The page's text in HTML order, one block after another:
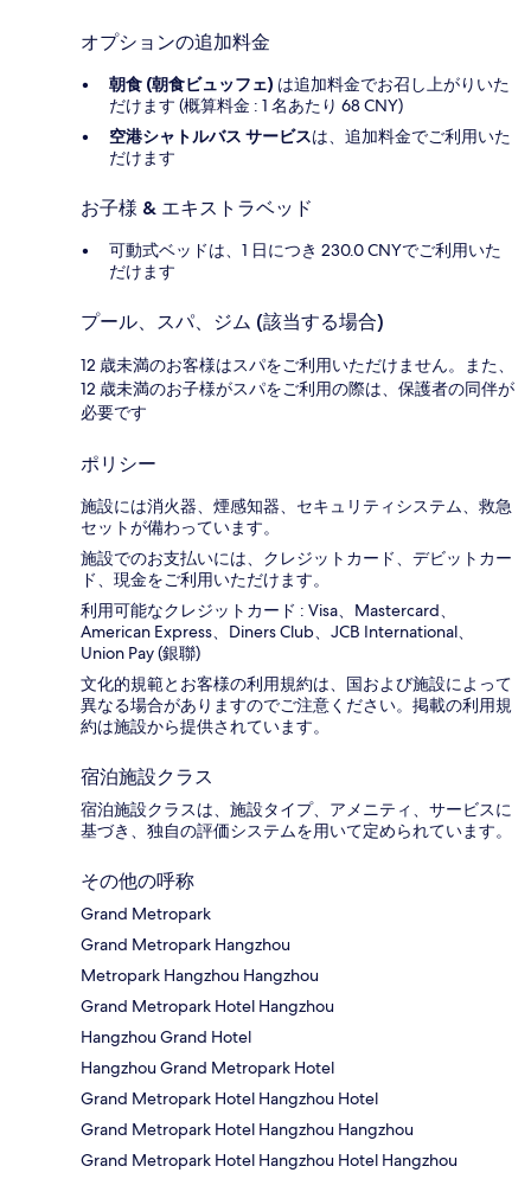
オプションの追加料金
朝食 (朝食ビュッフェ) は追加料金でお召し上がりいた
だけます (概算料金 : 1 名あたり 68 CNY)
空港シャトルバス サービスは、追加料金でご利用いた
だけます
お子様 & エキストラベッド
可動式ベッドは、1 日につき 230.0 CNYでご利用いた
だけます
プール、スパ、ジム (該当する場合)
12 歳未満のお客様はスパをご利用いただけません。また、
12 歳未満のお子様がスパをご利用の際は、保護者の同伴が
必要です
ポリシー
施設には消火器、煙感知器、セキュリティシステム、救急
セットが備わっています。
施設でのお支払いには、クレジットカード、デビットカー
ド、現金をご利用いただけます。
利用可能なクレジットカード : Visa、Mastercard、
American Express、Diners Club、JCB International、
Union Pay (銀聯)
文化的規範とお客様の利用規約は、国および施設によって
異なる場合がありますのでご注意ください。掲載の利用規
約は施設から提供されています。
宿泊施設クラス
宿泊施設クラスは、施設タイプ、アメニティ、サービスに
基づき、独自の評価システムを用いて定められています。
その他の呼称
Grand Metropark
Grand Metropark Hangzhou
Metropark Hangzhou Hangzhou
Grand Metropark Hotel Hangzhou
Hangzhou Grand Hotel
Hangzhou Grand Metropark Hotel
Grand Metropark Hotel Hangzhou Hotel
Grand Metropark Hotel Hangzhou Hangzhou
Grand Metropark Hotel Hangzhou Hotel Hangzhou